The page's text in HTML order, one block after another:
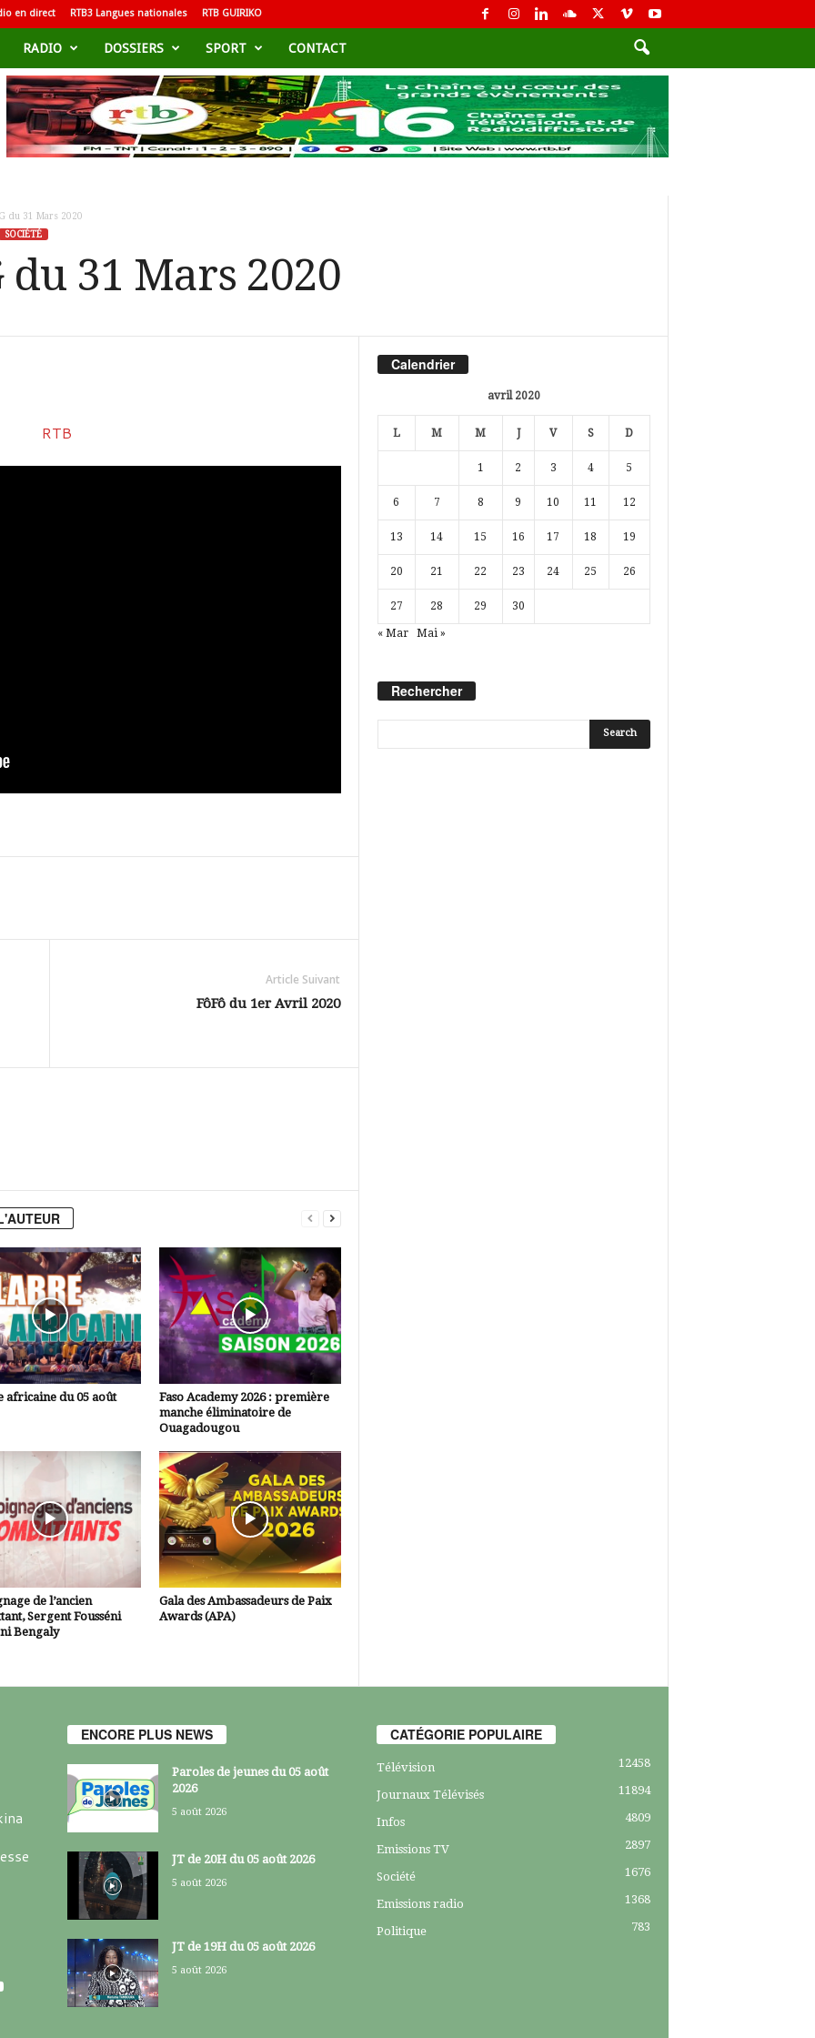
en direct RTB3 Langues nationales RTB GUIRIKO
RADIO DOSSIERS SPORT CONTACT
du 31 Mars 2020
SOCIÉTÉ
du 31 Mars 2020
Article Suivant
FôFô du 1er Avril 2020
africaine du 05 août
Faso Academy 2026 : première
manche éliminatoire de
Ouagadougou
de l’ancien
Sergent Fousséni
Bengaly
Gala des Ambassadeurs de Paix
Awards (APA)
Calendrier
avril 2020
L M M J V S D
1 2 3 4 5
6 7 8 9 10 11 12
13 14 15 16 17 18 19
20 21 22 23 24 25 26
27 28 29 30
« Mar Mai »
Rechercher
ENCORE PLUS NEWS
Paroles de jeunes du 05 août
2026
5 août 2026
JT de 20H du 05 août 2026
5 août 2026
JT de 19H du 05 août 2026
5 août 2026
CATÉGORIE POPULAIRE
Télévision 12458
Journaux Télévisés 11894
Infos 4809
Emissions TV 2897
Société 1676
Emissions radio 1368
Politique 783